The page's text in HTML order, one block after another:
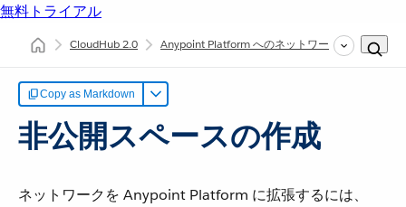
無料トライアル
CloudHub 2.0 Anypoint Platform へのネットワークの拡張
Copy as Markdown
非公開スペースの作成
ネットワークを Anypoint Platform に拡張するには、